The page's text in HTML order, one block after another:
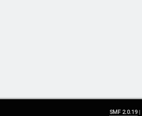
SMF 2.0.19|